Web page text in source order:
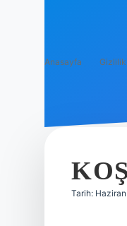
Anasayfa Gizlilik
Tarih: